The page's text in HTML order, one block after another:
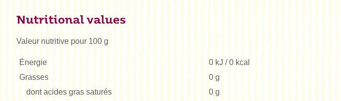
Nutritional values
Valeur nutritive pour 100 g
Énergie
0 kJ / 0 kcal
Grasses
0 g
dont acides gras saturés
0 g